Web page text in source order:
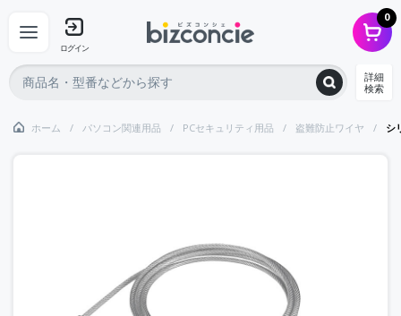
ログイン
0
詳細
検索
ホーム パソコン関連用品 PCセキュリティ用品 盗難防止ワイヤ シ